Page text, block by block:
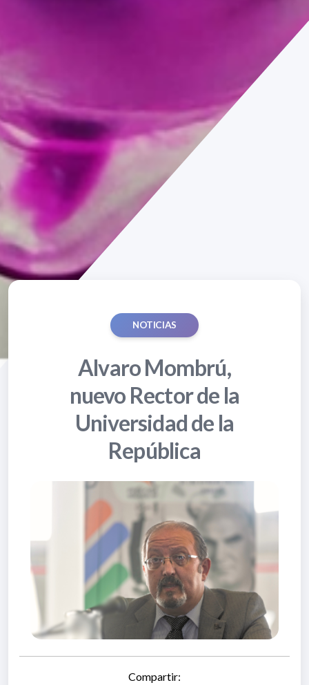
NOTICIAS
Alvaro Mombrú,
nuevo Rector de la
Universidad de la
República
Compartir: